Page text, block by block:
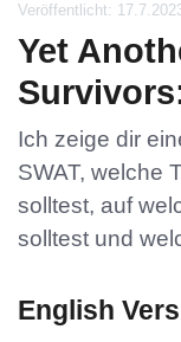
Veröffentlicht:
Yet
Ich zeige dir
SWAT, welche
solltest, auf
solltest und
English